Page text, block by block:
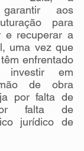
aos
para
e recuperar a
uma vez que
enfrentado
investir em
de obra
por falta de
falta de
jurídico de